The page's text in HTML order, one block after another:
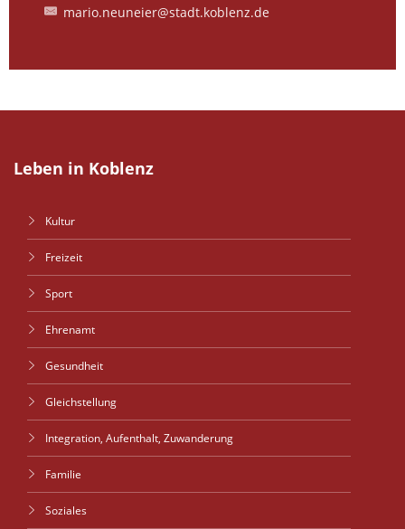
mario.neuneier@stadt.koblenz.de
Leben in Koblenz
Kultur
Freizeit
Sport
Ehrenamt
Gesundheit
Gleichstellung
Integration, Aufenthalt, Zuwanderung
Familie
Soziales